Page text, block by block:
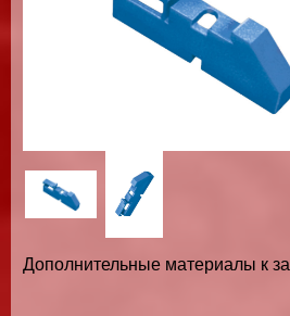
Дополнительные материалы к